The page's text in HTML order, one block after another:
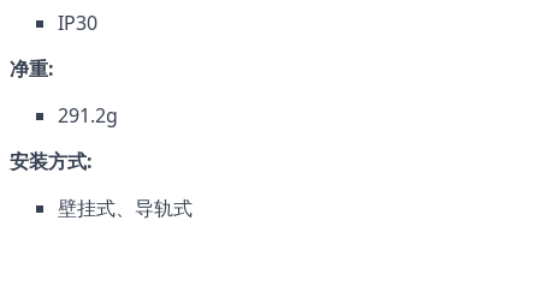
IP30
净重:
291.2g
安装方式:
壁挂式、导轨式